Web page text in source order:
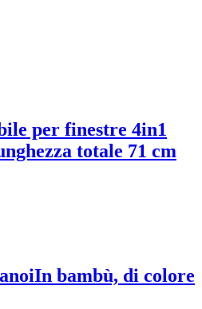
per finestre 4in1
totale 71 cm
In bambù, di colore